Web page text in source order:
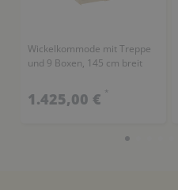
Wickelkommode mit Treppe
und 9 Boxen, 145 cm breit
1.425,00 € *